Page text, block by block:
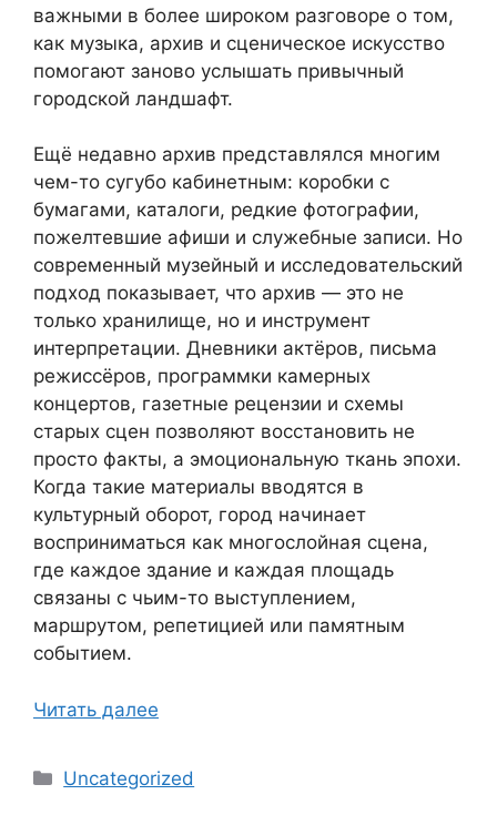
важными в более широком разговоре о том,
как музыка, архив и сценическое искусство
помогают заново услышать привычный
городской ландшафт.
Ещё недавно архив представлялся многим
чем-то сугубо кабинетным: коробки с
бумагами, каталоги, редкие фотографии,
пожелтевшие афиши и служебные записи. Но
современный музейный и исследовательский
подход показывает, что архив — это не
только хранилище, но и инструмент
интерпретации. Дневники актёров, письма
режиссёров, программки камерных
концертов, газетные рецензии и схемы
старых сцен позволяют восстановить не
просто факты, а эмоциональную ткань эпохи.
Когда такие материалы вводятся в
культурный оборот, город начинает
восприниматься как многослойная сцена,
где каждое здание и каждая площадь
связаны с чьим-то выступлением,
маршрутом, репетицией или памятным
событием.
Читать далее
Рубрики
Uncategorized